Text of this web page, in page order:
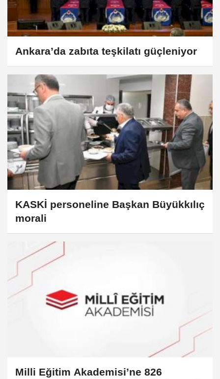
Ankara’da zabıta teşkilatı güçleniyor
KASKİ personeline Başkan Büyükkılıç
morali
Milli Eğitim Akademisi’ne 826